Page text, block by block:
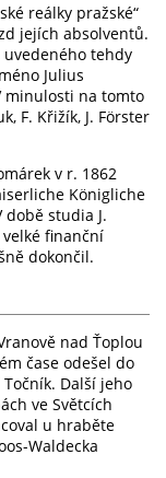
reálky pražské“
jejích absolventů.
tehdy
Julius
minulosti na tomto
F. Křižík, J. Förster
v r. 1862
Königliche
studia J.
velké finanční
dokončil.
nad Ťoplou
čase odešel do
Další jeho
ve Světcích
u hraběte
Waldecka